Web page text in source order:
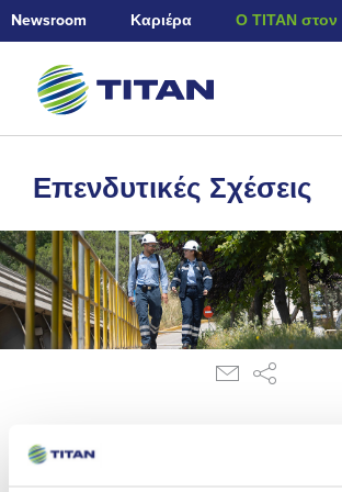
Newsroom Καριέρα Ο ΤΙΤΑΝ
Επενδυτικές Σχέσεις
1/11/2010